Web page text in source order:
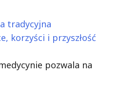
tradycyjna
korzyści i przyszłość
pozwala na